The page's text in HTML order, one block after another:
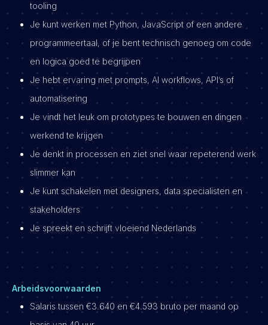
tooling
Je kunt werken met Python, JavaScript of een andere
programmeertaal, of je bent technisch genoeg om code
en logica goed te begrijpen
Je hebt ervaring met prompts, AI workflows, API’s of
automatisering
Je vindt het leuk om prototypes te bouwen en dingen
werkend te krijgen
Je denkt in processen en ziet snel waar repeterend werk
slimmer kan
Je kunt schakelen met designers, data specialisten en
stakeholders
Je spreekt en schrijft vloeiend Nederlands
Arbeidsvoorwaarden
Salaris tussen €3.640 en €4.593 bruto per maand op